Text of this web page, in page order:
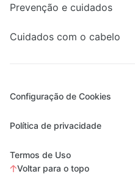
Prevenção e cuidados
Cuidados com o cabelo
Configuração de Cookies
Política de privacidade
Termos de Uso
Voltar para o topo